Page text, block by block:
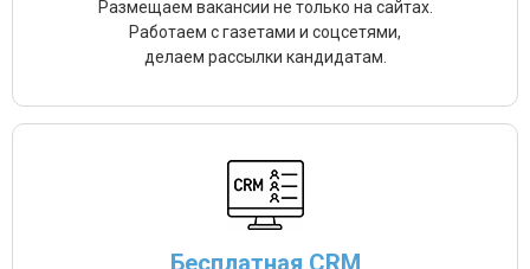
Размещаем вакансии не только на сайтах.
Работаем с газетами и соцсетями,
делаем рассылки кандидатам.
Бесплатная CRM